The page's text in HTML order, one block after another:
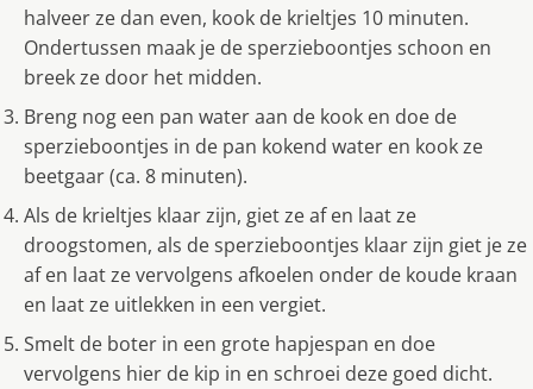
halveer ze dan even, kook de krieltjes 10 minuten.
Ondertussen maak je de sperzieboontjes schoon en
breek ze door het midden.
Breng nog een pan water aan de kook en doe de
sperzieboontjes in de pan kokend water en kook ze
beetgaar (ca. 8 minuten).
Als de krieltjes klaar zijn, giet ze af en laat ze
droogstomen, als de sperzieboontjes klaar zijn giet je ze
af en laat ze vervolgens afkoelen onder de koude kraan
en laat ze uitlekken in een vergiet.
Smelt de boter in een grote hapjespan en doe
vervolgens hier de kip in en schroei deze goed dicht.